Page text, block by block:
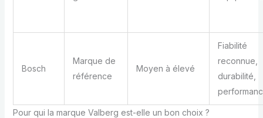
Bosch
Marque de
référence
Moyen à élevé
Fiabilité
reconnue,
durabilité,
Pour qui la marque Valberg est-elle un bon choix ?